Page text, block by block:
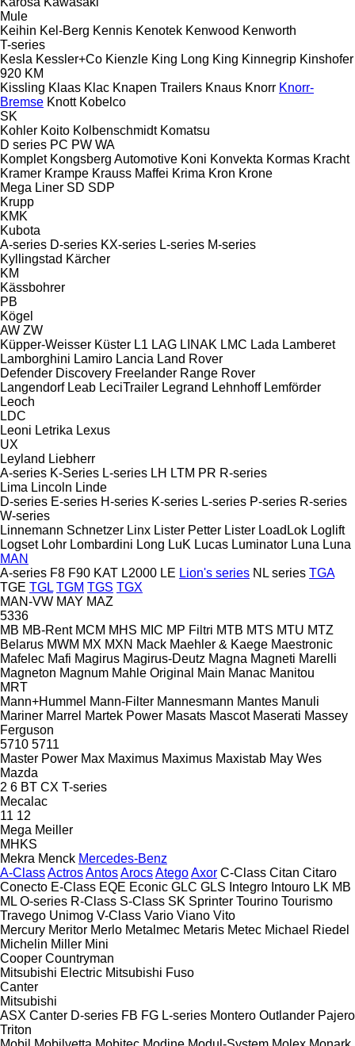
Mule
Keihin Kel-Berg Kennis Kenotek Kenwood Kenworth
T-series
Kesla Kessler+Co Kienzle King Long King Kinnegrip Kinshofer
920 KM
Kissling Klaas Klac Knapen Trailers Knaus Knorr Knorr-
Bremse Knott Kobelco
SK
Kohler Koito Kolbenschmidt Komatsu
D series PC PW WA
Komplet Kongsberg Automotive Koni Konvekta Kormas Kracht
Kramer Krampe Krauss Maffei Krima Kron Krone
Mega Liner SD SDP
Krupp
KMK
Kubota
A-series D-series KX-series L-series M-series
Kyllingstad Kärcher
KM
Kässbohrer
PB
Kögel
AW ZW
Küpper-Weisser Küster L1 LAG LINAK LMC Lada Lamberet
Lamborghini Lamiro Lancia Land Rover
Defender Discovery Freelander Range Rover
Langendorf Leab LeciTrailer Legrand Lehnhoff Lemförder
Leoch
LDC
Leoni Letrika Lexus
UX
Leyland Liebherr
A-series K-Series L-series LH LTM PR R-series
Lima Lincoln Linde
D-series E-series H-series K-series L-series P-series R-series
W-series
Linnemann Schnetzer Linx Lister Petter Lister LoadLok Loglift
Logset Lohr Lombardini Long LuK Lucas Luminator Luna Luna
MAN
A-series F8 F90 KAT L2000 LE Lion's series NL series TGA
TGE TGL TGM TGS TGX
MAN-VW MAY MAZ
5336
MB MB-Rent MCM MHS MIC MP Filtri MTB MTS MTU MTZ
Belarus MWM MX MXN Mack Maehler & Kaege Maestronic
Mafelec Mafi Magirus Magirus-Deutz Magna Magneti Marelli
Magneton Magnum Mahle Original Main Manac Manitou
MRT
Mann+Hummel Mann-Filter Mannesmann Mantes Manuli
Mariner Marrel Martek Power Masats Mascot Maserati Massey
Ferguson
5710 5711
Master Power Max Maximus Maximus Maxistab May Wes
Mazda
2 6 BT CX T-series
Mecalac
11 12
Mega Meiller
MHKS
Mekra Menck Mercedes-Benz
A-ClassActrosAntosArocsAtegoAxor C-Class Citan Citaro
Conecto E-Class EQE Econic GLC GLS Integro Intouro LK MB
ML O-series R-Class S-Class SK Sprinter Tourino Tourismo
Travego Unimog V-Class Vario Viano Vito
Mercury Meritor Merlo Metalmec Metaris Metec Michael Riedel
Michelin Miller Mini
Cooper Countryman
Mitsubishi Electric Mitsubishi Fuso
Canter
Mitsubishi
ASX Canter D-series FB FG L-series Montero Outlander Pajero
Triton